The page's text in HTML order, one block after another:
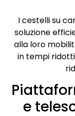
I cestelli su
soluzione
alla loro
in tempi
e